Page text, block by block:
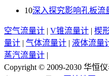
10深入探究影响孔板流
空气流量计 | V锥流量计 | 楔
量计 | 气体流量计 | 液体流量
蒸汽流量计 |
Copyright © 2009-2030 华恒